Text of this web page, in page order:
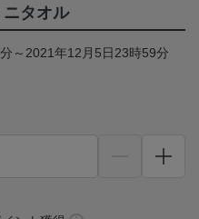
タオル
～2021年12月5日23時59分